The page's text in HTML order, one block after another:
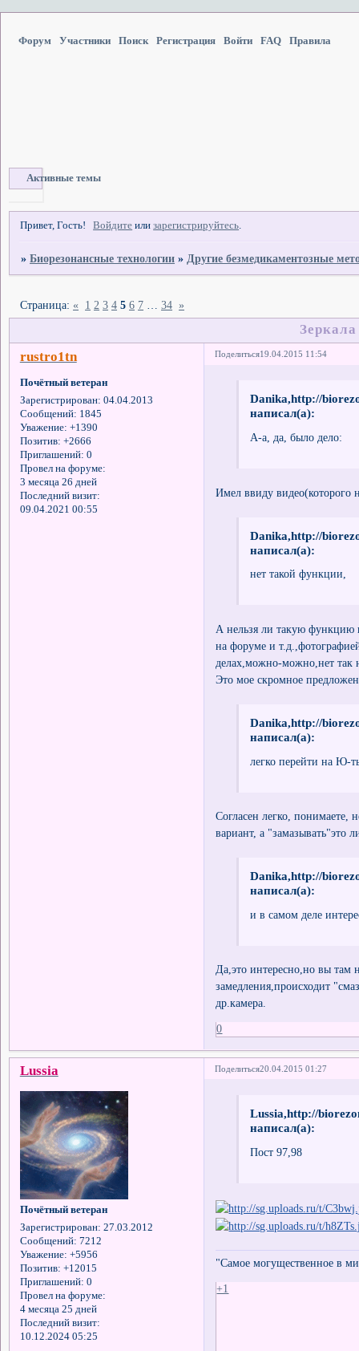
Форум Участники Поиск Регистрация Войти FAQ Правила
Активные темы
Привет, Гость! Войдите илизарегистрируйтесь.
»Биорезонансные технологии » Другие безмедикаментозные
Страница: « 1 2 3 4 5 6 7 … 34 »
Поделиться19.04.2015 11:54
rustro1tn
Почётный ветеран
Зарегистрирован: 04.04.2013
Сообщений: 1845
Уважение: +1390
Позитив: +2666
Приглашений: 0
Провел на форуме:
3 месяца 26 дней
Последний визит:
09.04.2021 00:55
Danika,http://
написал(а):
А-а, да, было дело:
Имел ввиду видео(которого
Danika,http://
написал(а):
нет такой функции,
А нельзя ли такую функцию
на форуме и
делах,можно-можно,нет так
Это мое скромное
Danika,http://
написал(а):
легко перейти на Ю-
Согласен легко, понимаете,
вариант, а "замазывать"это
Danika,http://
написал(а):
и в самом деле
Да,это интересно,но вы там
замедления,происходит
др.камера.
0
Поделиться20.04.2015 01:27
Lussia
Почётный ветеран
Зарегистрирован: 27.03.2012
Сообщений: 7212
Уважение: +5956
Позитив: +12015
Приглашений: 0
Провел на форуме:
4 месяца 25 дней
Последний визит:
10.12.2024 05:25
Lussia,http://
написал(а):
Пост 97,98
"Самое могущественное в
+1